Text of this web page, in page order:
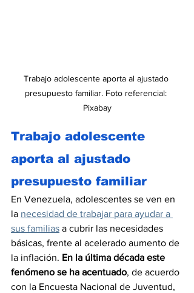
Trabajo adolescente aporta al ajustado
presupuesto familiar. Foto referencial:
Pixabay
Trabajo adolescente
aporta al ajustado
presupuesto familiar
En Venezuela, adolescentes se ven en
la necesidad de trabajar para ayudar a
sus familias a cubrir las necesidades
básicas, frente al acelerado aumento de
la inflación. En la última década este
fenómeno se ha acentuado, de acuerdo
con la Encuesta Nacional de Juventud,